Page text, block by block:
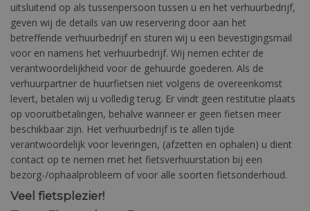
uitsluitend op als tussenpersoon tussen u en het verhuurbedrijf,
geven wij de details van uw reservering door aan het
betreffende verhuurbedrijf en sturen wij u een bevestigingsmail
voor en namens het verhuurbedrijf. Wij nemen echter de
verantwoordelijkheid voor de gehuurde goederen. Als de
verhuurpartner de huurfietsen niet volgens de overeenkomst
levert, betalen wij u volledig terug. Er vindt geen restitutie plaats
op vooruitbetalingen, behalve wanneer er geen fietsen meer
beschikbaar zijn. Het verhuurbedrijf is te allen tijde
verantwoordelijk voor leveringen, (afzetten en ophalen) u dient
contact op te nemen met het fietsverhuurstation bij een
bezorg-/ophaalprobleem of voor alle soorten fietsonderhoud.
Veel fietsplezier!